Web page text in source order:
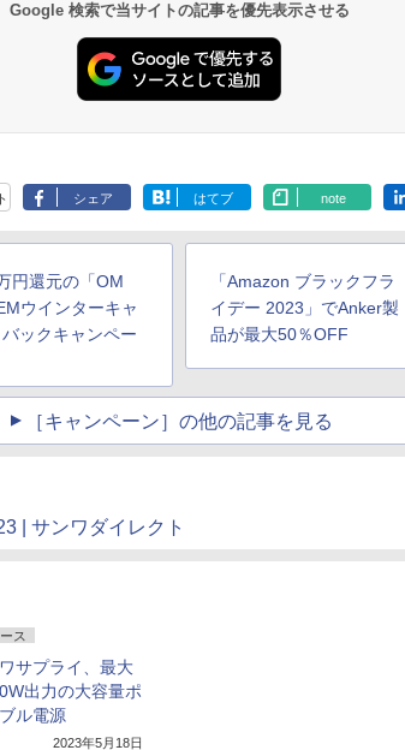
Google 検索で当サイトの記事を優先表示させる
シェア はてブ note
円還元の「OM
ウインターキャ
ックキャンペー
「Amazon ブラックフラ
イデー 2023」でAnker製
品が最大50％OFF
［キャンペーン］の他の記事を見る
| サンワダイレクト
ス
サプライ、最大
出力の大容量ポ
ル電源
2023年5月18日